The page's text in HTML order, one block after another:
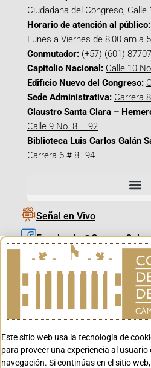
Ciudadana del Congreso,
Horario de atención al público:
Lunes a Viernes de 8:00 am a
Conmutador: (+57) (601)
Capitolio Nacional: Calle 10
Edificio Nuevo del Congreso:
Sede Administrativa: Carrera
Claustro Santa Clara –
Calle 9 No. 8 – 92
Biblioteca Luis Carlos Galán
Carrera 6 # 8–94
Señal en Vivo
X_@CamaraColombia
Youtube_@CanalCongreso
Este sitio web usa la tecnología de
para proveer una experiencia al usuario
navegación. Si continúas en el sitio